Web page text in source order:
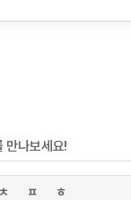
만나보세요!
ㅊ ㅍ ㅎ